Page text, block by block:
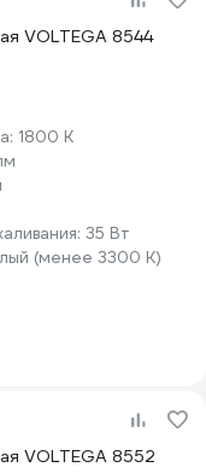
VOLTEGA 8544
1800 К
35 Вт
(менее 3300 К)
VOLTEGA 8552